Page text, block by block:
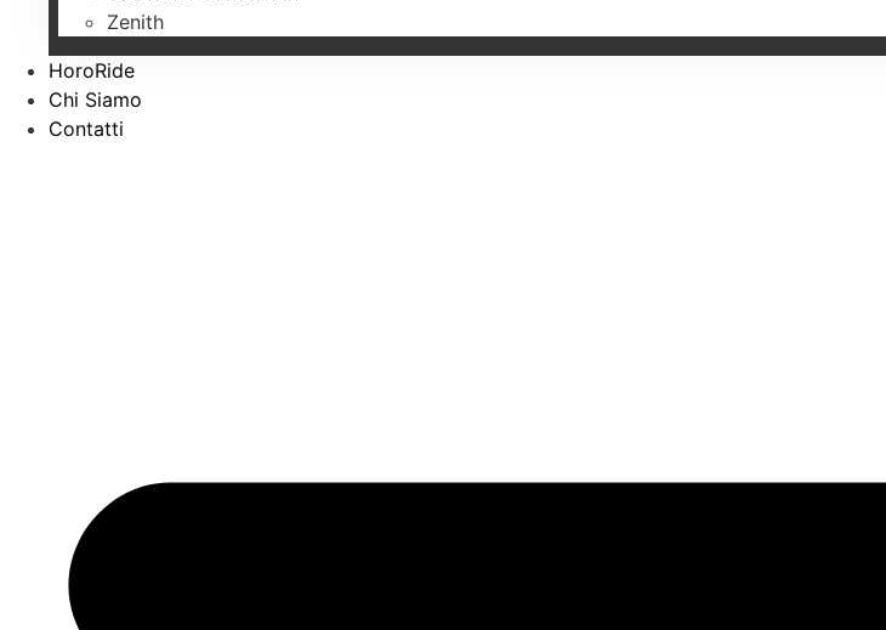
Zenith
HoroRide
Chi Siamo
Contatti